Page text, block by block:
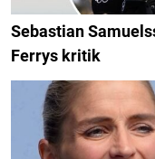
Sebastian
Ferrys kritik